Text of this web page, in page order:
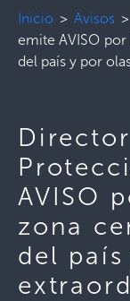
Inicio > Avisos>
emite AVISO
del país y por
AVISO
zona
del